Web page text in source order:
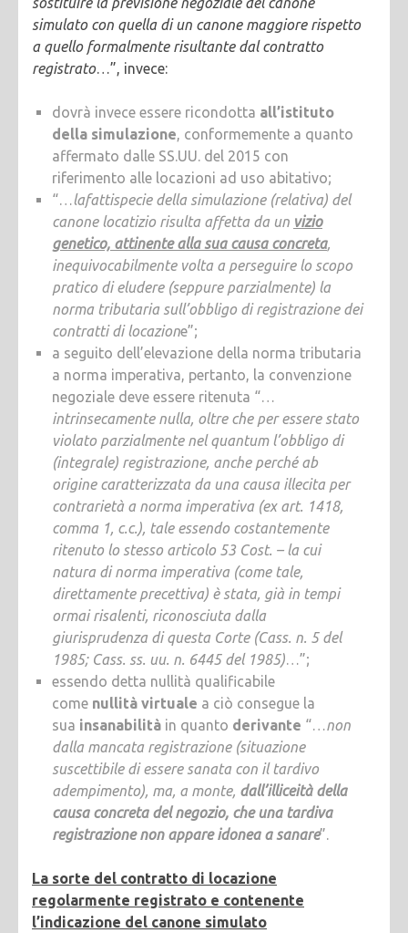
simulato con quella di un canone maggiore rispetto
a quello formalmente risultante dal contratto
registrato…”, invece:
dovrà invece essere ricondotta all’istituto
della simulazione, conformemente a quanto
affermato dalle SS.UU. del 2015 con
riferimento alle locazioni ad uso abitativo;
“…lafattispecie della simulazione (relativa) del
canone locatizio risulta affetta da un vizio
genetico, attinente alla sua causa concreta,
inequivocabilmente volta a perseguire lo scopo
pratico di eludere (seppure parzialmente) la
norma tributaria sull’obbligo di registrazione dei
contratti di locazione”;
a seguito dell’elevazione della norma tributaria
a norma imperativa, pertanto, la convenzione
negoziale deve essere ritenuta “…
intrinsecamente nulla, oltre che per essere stato
violato parzialmente nel quantum l’obbligo di
(integrale) registrazione, anche perché ab
origine caratterizzata da una causa illecita per
contrarietà a norma imperativa (ex art. 1418,
comma 1, c.c.), tale essendo costantemente
ritenuto lo stesso articolo 53 Cost. – la cui
natura di norma imperativa (come tale,
direttamente precettiva) è stata, già in tempi
ormai risalenti, riconosciuta dalla
giurisprudenza di questa Corte (Cass. n. 5 del
1985; Cass. ss. uu. n. 6445 del 1985)…”;
essendo detta nullità qualificabile
come nullità virtuale a ciò consegue la
sua insanabilità in quanto derivante “…non
dalla mancata registrazione (situazione
suscettibile di essere sanata con il tardivo
adempimento), ma, a monte, dall’illiceità della
causa concreta del negozio, che una tardiva
registrazione non appare idonea a sanare”.
La sorte del contratto di locazione
regolarmente registrato e contenente
l’indicazione del canone simulato